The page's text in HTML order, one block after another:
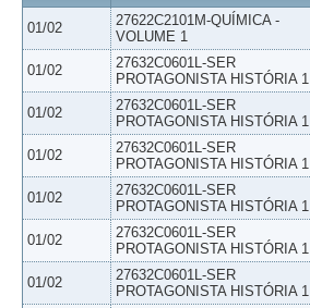
01/02
27622C2101M-QUÍMICA -
VOLUME 1
01/02
27632C0601L-SER
PROTAGONISTA HISTÓRIA 1
01/02
27632C0601L-SER
PROTAGONISTA HISTÓRIA 1
01/02
27632C0601L-SER
PROTAGONISTA HISTÓRIA 1
01/02
27632C0601L-SER
PROTAGONISTA HISTÓRIA 1
01/02
27632C0601L-SER
PROTAGONISTA HISTÓRIA 1
01/02
27632C0601L-SER
PROTAGONISTA HISTÓRIA 1